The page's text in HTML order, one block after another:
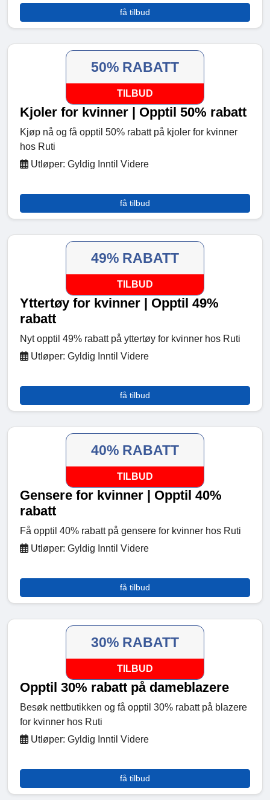
få tilbud
50% RABATT
TILBUD
Kjoler for kvinner | Opptil 50% rabatt
Kjøp nå og få opptil 50% rabatt på kjoler for kvinner
hos Ruti
Utløper: Gyldig Inntil Videre
få tilbud
49% RABATT
TILBUD
Yttertøy for kvinner | Opptil 49%
rabatt
Nyt opptil 49% rabatt på yttertøy for kvinner hos Ruti
Utløper: Gyldig Inntil Videre
få tilbud
40% RABATT
TILBUD
Gensere for kvinner | Opptil 40%
rabatt
Få opptil 40% rabatt på gensere for kvinner hos Ruti
Utløper: Gyldig Inntil Videre
få tilbud
30% RABATT
TILBUD
Opptil 30% rabatt på dameblazere
Besøk nettbutikken og få opptil 30% rabatt på blazere
for kvinner hos Ruti
Utløper: Gyldig Inntil Videre
få tilbud